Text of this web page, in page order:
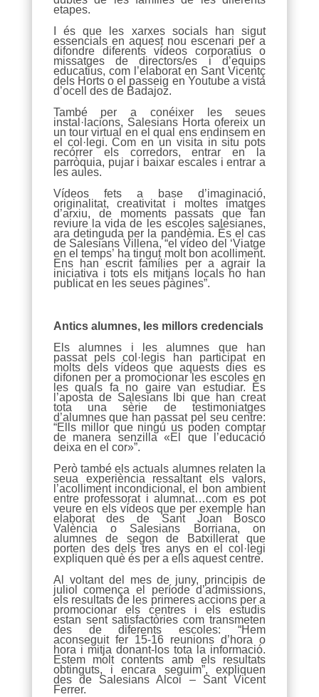
etapes.
I és que les xarxes socials han sigut
essencials en aquest nou escenari per a
difondre diferents vídeos corporatius o
missatges de directors/es i d’equips
educatius, com l’elaborat en Sant Vicentç
dels Horts o el passeig en Youtube a vista
d’ocell des de Badajoz.
També per a conéixer les seues
instal·lacions, Salesians Horta ofereix un
un tour virtual en el qual ens endinsem en
el col·legi. Com en un visita in situ pots
recórrer els corredors, entrar en la
parròquia, pujar i baixar escales i entrar a
les aules.
Vídeos fets a base d’imaginació,
originalitat, creativitat i moltes imatges
d’arxiu, de moments passats que fan
reviure la vida de les escoles salesianes,
ara detinguda per la pandèmia. És el cas
de Salesians Villena, “el vídeo del ‘Viatge
en el temps’ ha tingut molt bon acolliment.
Ens han escrit famílies per a agrair la
iniciativa i tots els mitjans locals ho han
publicat en les seues pàgines”.
Antics alumnes, les millors credencials
Els alumnes i les alumnes que han
passat pels col·legis han participat en
molts dels vídeos que aquests dies es
difonen per a promocionar les escoles en
les quals fa no gaire van estudiar. És
l’aposta de Salesians Ibi que han creat
tota una sèrie de testimoniatges
d’alumnes que han passat pel seu centre:
“Ells millor que ningú us poden comptar
de manera senzilla «El que l’educació
deixa en el cor»”.
Però també els actuals alumnes relaten la
seua experiència ressaltant els valors,
l’acolliment incondicional, el bon ambient
entre professorat i alumnat…com es pot
veure en els vídeos que per exemple han
elaborat des de Sant Joan Bosco
València o Salesians Borriana, on
alumnes de segon de Batxillerat que
porten des dels tres anys en el col·legi
expliquen què és per a ells aquest centre.
Al voltant del mes de juny, principis de
juliol comença el període d’admissions,
els resultats de les primeres accions per a
promocionar els centres i els estudis
estan sent satisfactòries com transmeten
des de diferents escoles: “Hem
aconseguit fer 15-16 reunions d’hora o
hora i mitja donant-los tota la informació.
Estem molt contents amb els resultats
obtinguts, i encara seguim”, expliquen
des de Salesians Alcoi – Sant Vicent
Ferrer.